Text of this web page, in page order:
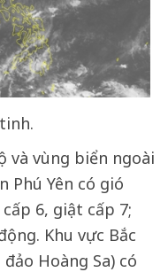
và vùng biển ngoài
Phú Yên có gió
6, giật cấp 7;
Khu vực Bắc
Hoàng Sa) có